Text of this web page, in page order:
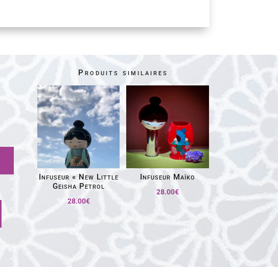
Produits similaires
Infuseur « New Little
Geisha Petrol
28.00€
Infuseur Maïko
28.00€